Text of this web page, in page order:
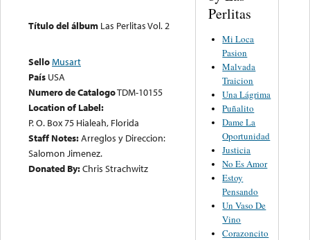
Título del álbum Las Perlitas Vol. 2
SelloMusart
País USA
Numero de CatalogoTDM-10155
Location of Label:
P. O. Box 75 Hialeah, Florida
Staff Notes:Arreglos y Direccion:
Salomon Jimenez.
Donated By:Chris Strachwitz
Perlitas
Mi Loca
Pasion
Malvada
Traicion
Una Lágrima
Puñalito
Dame La
Oportunidad
Justicia
No Es Amor
Estoy
Pensando
Un Vaso De
Vino
Corazoncito